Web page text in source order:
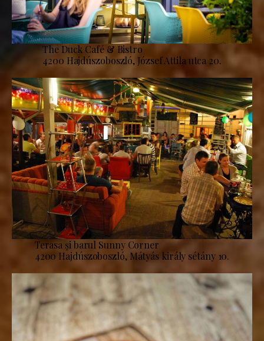
The Duck Café & Bistro
4200 Hajdúszoboszló, József Attila utca 20.
Terasa și barul Sunny Corner
4200 Hajdúszoboszló, Mátyás király sétány 10.